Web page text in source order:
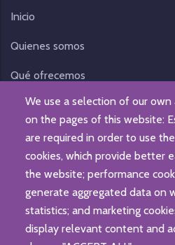
Inicio
Quienes somos
Qué ofrecemos
Noticias
Contacto
We use a selection of our
on the pages of this website:
are required in order to use
cookies, which provide better
the website; performance
generate aggregated data on
statistics; and marketing
display relevant content and